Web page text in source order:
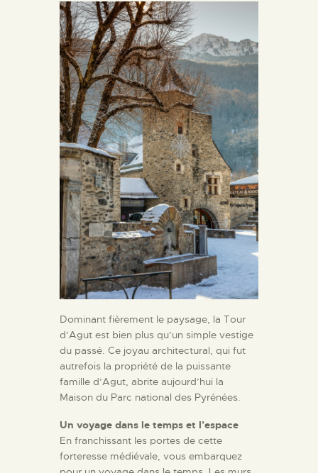
Dominant fièrement le paysage, la Tour
d’Agut est bien plus qu’un simple vestige
du passé. Ce joyau architectural, qui fut
autrefois la propriété de la puissante
famille d’Agut, abrite aujourd’hui la
Maison du Parc national des Pyrénées.
Un voyage dans le temps et l’espace
En franchissant les portes de cette
forteresse médiévale, vous embarquez